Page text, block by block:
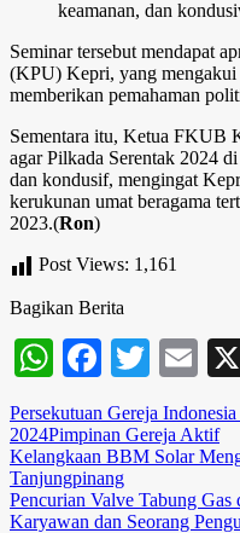
keamanan, dan
Seminar tersebut mendapat
(KPU) Kepri, yang mengakui
memberikan pemahaman
Sementara itu, Ketua FKUB
agar Pilkada Serentak 2024
dan kondusif, mengingat
kerukunan umat beragama
2023.(Ron)
Post Views: 1,161
Bagikan Berita
WhatsApp
Facebook
Twitter
Persekutuan Gereja
2024Pimpinan Gereja Aktif
Navigasi
pos
Kelangkaan BBM Solar
Tanjungpinang
Pencurian Valve Tabung
Karyawan dan Seorang